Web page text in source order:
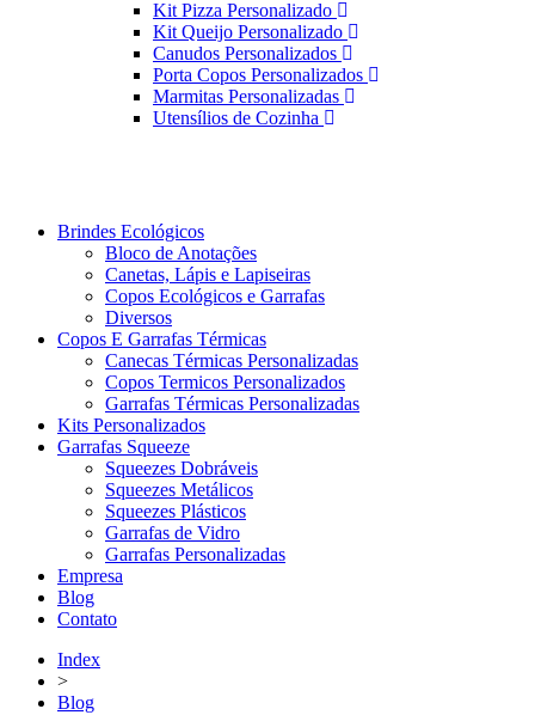
Kit Pizza Personalizado
Kit Queijo Personalizado
Canudos Personalizados
Porta Copos Personalizados
Marmitas Personalizadas
Utensílios de Cozinha
Brindes Ecológicos
Bloco de Anotações
Canetas, Lápis e Lapiseiras
Copos Ecológicos e Garrafas
Diversos
Copos E Garrafas Térmicas
Canecas Térmicas Personalizadas
Copos Termicos Personalizados
Garrafas Térmicas Personalizadas
Kits Personalizados
Garrafas Squeeze
Squeezes Dobráveis
Squeezes Metálicos
Squeezes Plásticos
Garrafas de Vidro
Garrafas Personalizadas
Empresa
Blog
Contato
Index
>
Blog